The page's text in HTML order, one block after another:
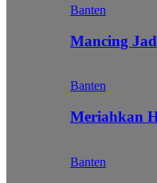
Banten
Mancing
Banten
Meriahkan
Banten